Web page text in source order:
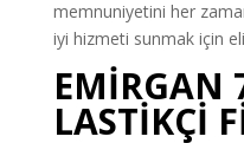
memnuniyetini her
iyi hizmeti sunmak için
EMİRGAN
LASTİKÇİ